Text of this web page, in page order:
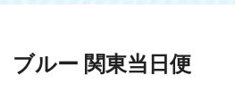
ルー 関東当日便